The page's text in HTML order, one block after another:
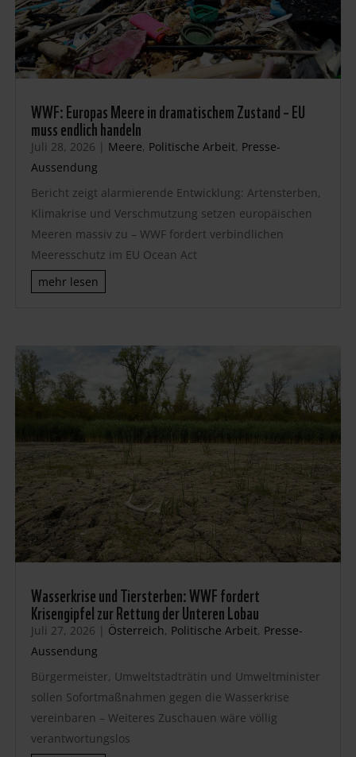
WWF: Europas Meere in dramatischem Zustand – EU
muss endlich handeln
Juli 28, 2026 | Meere, Politische Arbeit, Presse-
Aussendung
Bericht zeigt alarmierende Entwicklung: Artensterben,
Klimakrise und Verschmutzung setzen europäischen
Meeren massiv zu – WWF fordert verbindlichen
Meeresschutz im EU Ocean Act
mehr lesen
Wasserkrise und Tiersterben: WWF fordert
Krisengipfel zur Rettung der Unteren Lobau
Juli 27, 2026 | Österreich, Politische Arbeit, Presse-
Aussendung
Bürgermeister, Umweltstadträtin und Umweltminister
sollen Sofortmaßnahmen gegen die Wasserkrise
vereinbaren – Weiteres Zuschauen wäre völlig
verantwortungslos